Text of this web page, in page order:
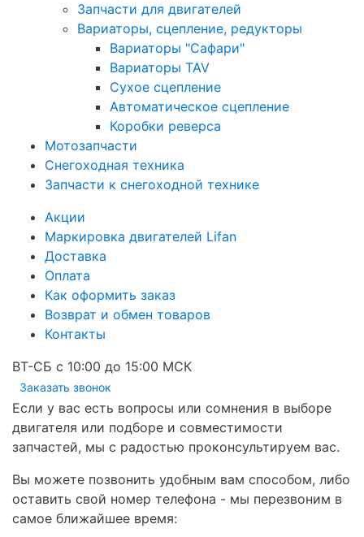
Запчасти для двигателей
Вариаторы, сцепление, редукторы
Вариаторы "Сафари"
Вариаторы TAV
Сухое сцепление
Автоматическое сцепление
Коробки реверса
Мотозапчасти
Снегоходная техника
Запчасти к снегоходной технике
Акции
Маркировка двигателей Lifan
Доставка
Оплата
Как оформить заказ
Возврат и обмен товаров
Контакты
ВТ-СБ с 10:00 до 15:00 МСК
Заказать звонок
Если у вас есть вопросы или сомнения в выборе
двигателя или подборе и совместимости
запчастей, мы с радостью проконсультируем вас.
Вы можете позвонить удобным вам способом, либо
оставить свой номер телефона - мы перезвоним в
самое ближайшее время: